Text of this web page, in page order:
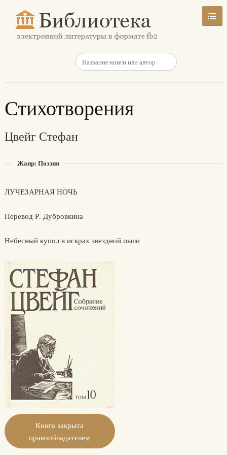
Стихотворения
Цвейг Стефан
Жанр: Поэзия
ЛУЧЕЗАРНАЯ НОЧЬ
Перевод Р. Дубровкина
Небесный купол в искрах звездной пыли
Книга закрыта
правообладателем